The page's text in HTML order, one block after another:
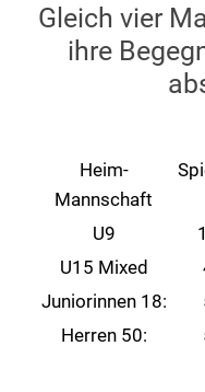
Gleich vier
ihre
Heim-
Mannschaft
U9
U15 Mixed
Juniorinnen 18:
Herren 50: